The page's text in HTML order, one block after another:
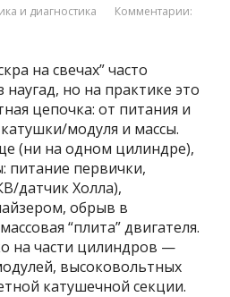
и диагностика
Комментарии:
на свечах” часто
наугад, но на практике это
цепочка: от питания и
модуля и массы.
(ни на одном цилиндре),
питание первички,
датчик Холла),
обрыв в
“плита” двигателя.
на части цилиндров —
высоковольтных
катушечной секции.